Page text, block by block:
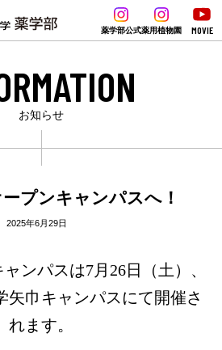
薬学部公式薬用植物園 MOVIE
お知らせ
プンキャンパスへ！
2025年6月29日
ンパスは7月26日（土）、
矢巾キャンパスにて開催さ
れます。